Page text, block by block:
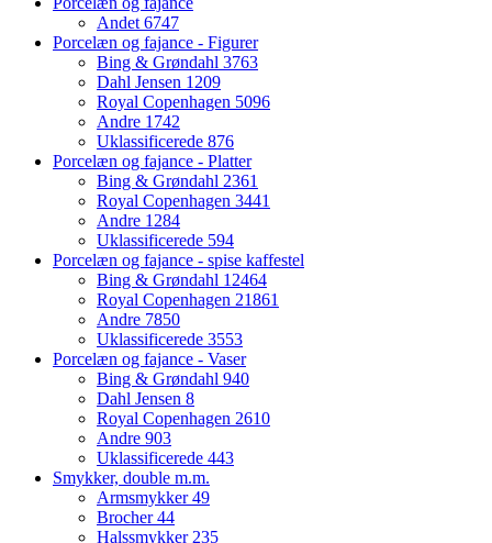
Andet 6747
Porcelæn og fajance - Figurer
Bing & Grøndahl 3763
Dahl Jensen 1209
Royal Copenhagen 5096
Andre 1742
Uklassificerede 876
Porcelæn og fajance - Platter
Bing & Grøndahl 2361
Royal Copenhagen 3441
Andre 1284
Uklassificerede 594
Porcelæn og fajance - spise kaffestel
Bing & Grøndahl 12464
Royal Copenhagen 21861
Andre 7850
Uklassificerede 3553
Porcelæn og fajance - Vaser
Bing & Grøndahl 940
Dahl Jensen 8
Royal Copenhagen 2610
Andre 903
Uklassificerede 443
Smykker, double m.m.
Armsmykker49
Brocher44
Halssmykker 235